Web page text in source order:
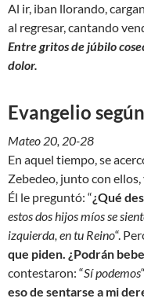
Al ir, iban llorando,
al regresar, cantando
Entre gritos de júbilo
dolor.
Evangelio
Mateo 20, 20-28
En aquel tiempo, se
Zebedeo, junto con
Él le preguntó: “¿Qué
estos dos hijos míos se
izquierda, en tu Reino“.
que piden. ¿Podrán
contestaron: “Sí podemos
eso de sentarse a mi